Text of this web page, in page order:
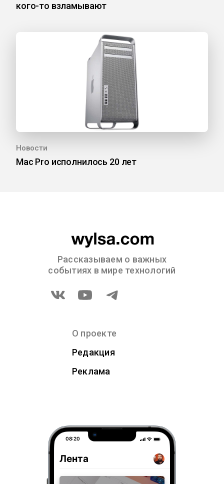
кого-то взламывают
Новости
Mac Pro исполнилось 20 лет
Рассказываем о важных
событиях в мире технологий
О проекте
Редакция
Реклама
08:20
Лента